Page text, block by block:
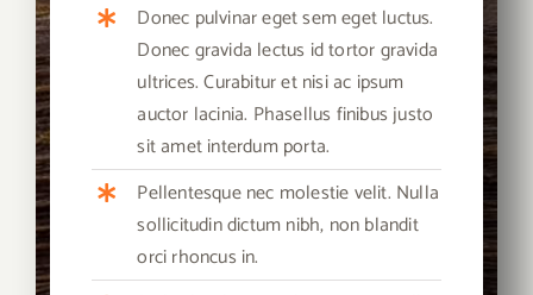
Donec pulvinar eget sem eget luctus.
Donec gravida lectus id tortor gravida
ultrices. Curabitur et nisi ac ipsum
auctor lacinia. Phasellus finibus justo
sit amet interdum porta.
Pellentesque nec molestie velit. Nulla
sollicitudin dictum nibh, non blandit
orci rhoncus in.